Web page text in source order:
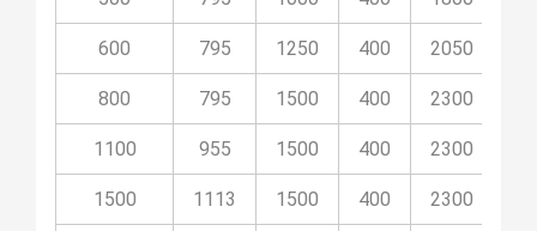
600 795 1250 400 2050
800 795 1500 400 2300
1100 955 1500 400 2300
1500 1113 1500 400 2300